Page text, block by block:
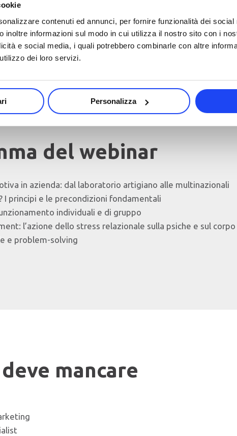
contenuti ed annunci, per fornire funzionalità dei
inoltre informazioni sul modo in cui utilizza il nostro sito con i
e social media, i quali potrebbero combinarle con altre
dei loro servizi.
Personalizza
chiave
del webinar
in azienda: dal laboratorio artigiano alle multinazionali
I principi e le precondizioni fondamentali
individuali e di gruppo
l’azione dello stress relazionale sulla psiche e sul corpo
e problem-solving
mancare